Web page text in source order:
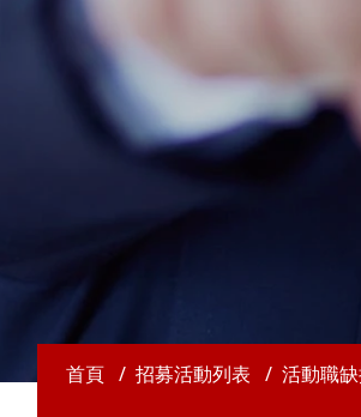
首頁 招募活動列表 活動職